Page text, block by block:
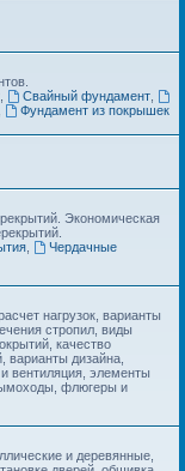
Свайный фундамент,
Фундамент из покрышек
Экономическая
,
Чердачные
нагрузок, варианты
стропил, виды
качество
варианты дизайна,
вентиляция, элементы
флюгеры и
и деревянные,